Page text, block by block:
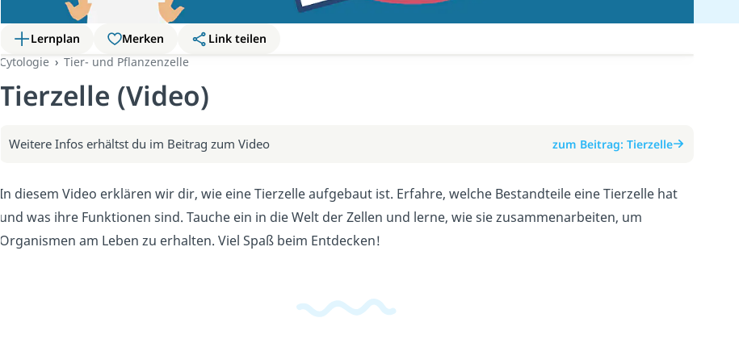
Lernplan Merken
Link teilen
Cytologie
Tier- und Pflanzenzelle
Tierzelle (Video)
Weitere Infos erhältst du im Beitrag zum Video zum Beitrag: Tierzelle
In diesem Video erklären wir dir, wie eine Tierzelle aufgebaut ist. Erfahre, welche Bestandteile eine Tierzelle hat
und was ihre Funktionen sind. Tauche ein in die Welt der Zellen und lerne, wie sie zusammenarbeiten, um
Organismen am Leben zu erhalten. Viel Spaß beim Entdecken!